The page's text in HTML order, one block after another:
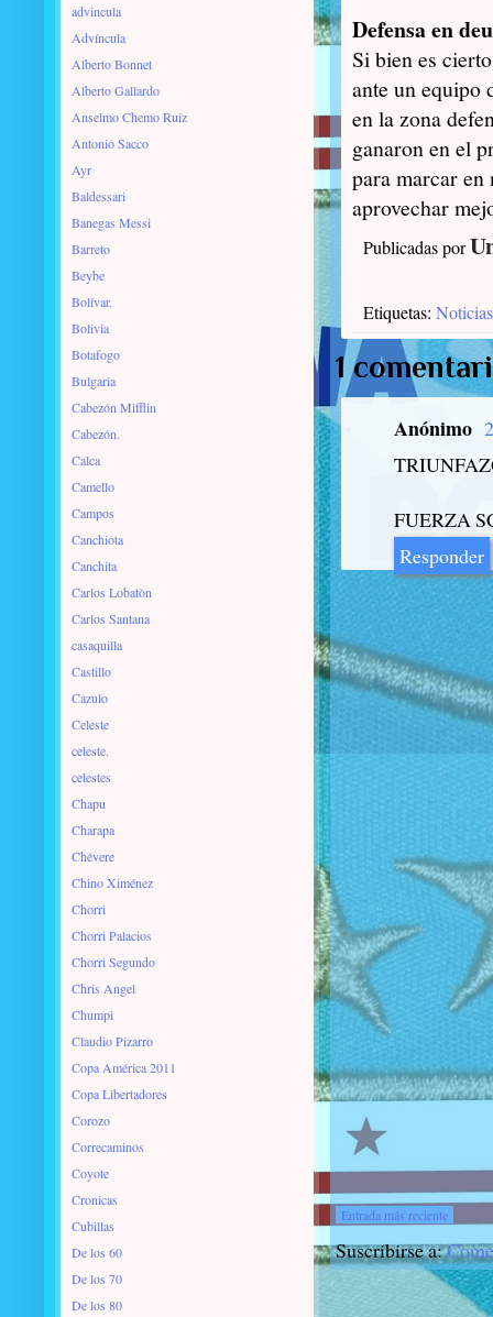
Defensa en
Si bien es
ante un equipo
en la zona
ganaron en el
para marcar
aprovechar
Publicadas por
Etiquetas: Noticias
1
Anónimo
FUERZA
Responder
Entrada más reciente
Suscribirse a:
advincula
Advíncula
Alberto Bonnet
Alberto Gallardo
Anselmo Chemo Ruiz
Antonio Sacco
Ayr
Baldessari
Banegas Messi
Barreto
Beybe
Bolívar.
Bolivia
Botafogo
Bulgaria
Cabezón Mifflin
Cabezón.
Calca
Camello
Campos
Canchiota
Canchita
Carlos Lobatòn
Carlos Santana
casaquilla
Castillo
Cazulo
Celeste
celeste.
celestes
Chapu
Charapa
Chévere
Chino Ximénez
Chorri
Chorri Palacios
Chorri Segundo
Chris Angel
Chumpi
Claudio Pizarro
Copa América 2011
Copa Libertadores
Corozo
Correcaminos
Coyote
Cronicas
Cubillas
De los 60
De los 70
De los 80